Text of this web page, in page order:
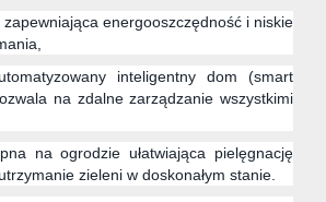
zapewniająca energooszczędność i niskie
inteligentny dom (smart
na zdalne zarządzanie wszystkimi
na ogrodzie ułatwiająca pielęgnację
zieleni w doskonałym stanie.